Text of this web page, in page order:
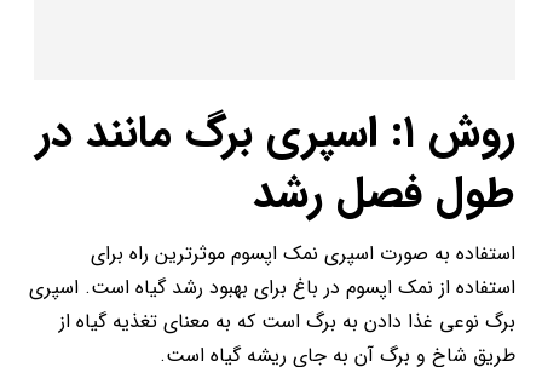
روش ۱: اسپری برگ مانند در
طول فصل رشد
استفاده به صورت اسپری نمک اپسوم موثرترین راه برای
استفاده از نمک اپسوم در باغ برای بهبود رشد گیاه است. اسپری
برگ نوعی غذا دادن به برگ است که به معنای تغذیه گیاه از
طریق شاخ و برگ آن به جای ریشه گیاه است.